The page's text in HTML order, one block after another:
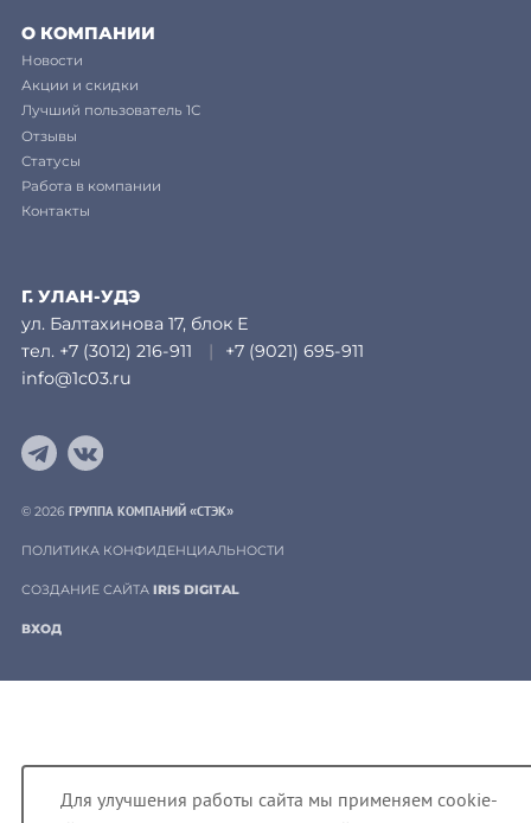
О КОМПАНИИ
Новости
Акции и скидки
Лучший пользователь 1С
Отзывы
Статусы
Работа в компании
Контакты
Г. УЛАН-УДЭ
ул. Балтахинова 17, блок Е
тел. +7 (3012) 216-911 |
+7 (9021) 695-911
info@1c03.ru
Telegram
© 2026 ГРУППА КОМПАНИЙ «СТЭК»
ПОЛИТИКА КОНФИДЕНЦИАЛЬНОСТИ
СОЗДАНИЕ САЙТА IRIS DIGITAL
ВХОД
Для улучшения работы сайта мы применяем cookie-